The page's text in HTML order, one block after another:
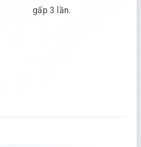
gấp 3 lần.